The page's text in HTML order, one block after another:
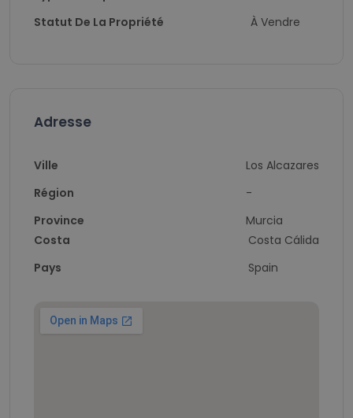
Statut De La Propriété
À Vendre
Adresse
Ville
Région
Province
Los Alcazares
-
Murcia
Costa
Pays
Costa Cálida
Spain